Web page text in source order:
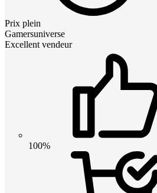
Prix plein
Gamersuniverse
Excellent vendeur
100%